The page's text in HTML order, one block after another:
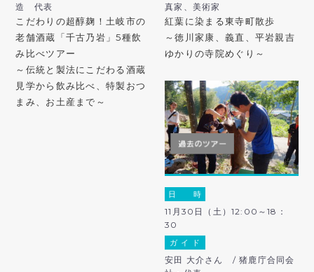
造 代表
こだわりの超醇麹！土岐市の
老舗酒蔵「千古乃岩」5種飲
み比べツアー
～伝統と製法にこだわる酒蔵
見学から飲み比べ、特製おつ
まみ、お土産まで～
真家、美術家
紅葉に染まる東寺町散歩
～徳川家康、義直、平岩親吉
ゆかりの寺院めぐり～
日 時
11月30日（土）12:00～18：
30
ガ イ ド
安田 大介さん / 猪鹿庁合同会